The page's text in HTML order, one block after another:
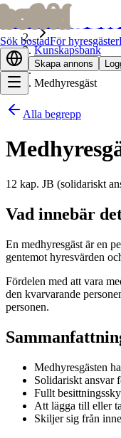
bofrid
Sök bostadFör hyresgäster
Skapa annons
Kunskapsbank
Medhyresgäst
Alla begrepp
12 kap. JB (solidariskt
Vad innebär
En medhyresgäst är en
gentemot hyresvärden
Fördelen med att vara
den kvarvarande
personen.
Medhyresgästen
Solidariskt ansvar
Fullt
Att lägga till eller
Skiljer sig från